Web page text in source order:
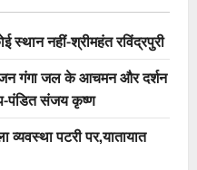
स्थान नहीं-श्रीमहंत रविंद्रपुरी
गंगा जल के आचमन और दर्शन
पंडित संजय कृष्ण
पटरी पर,यातायात